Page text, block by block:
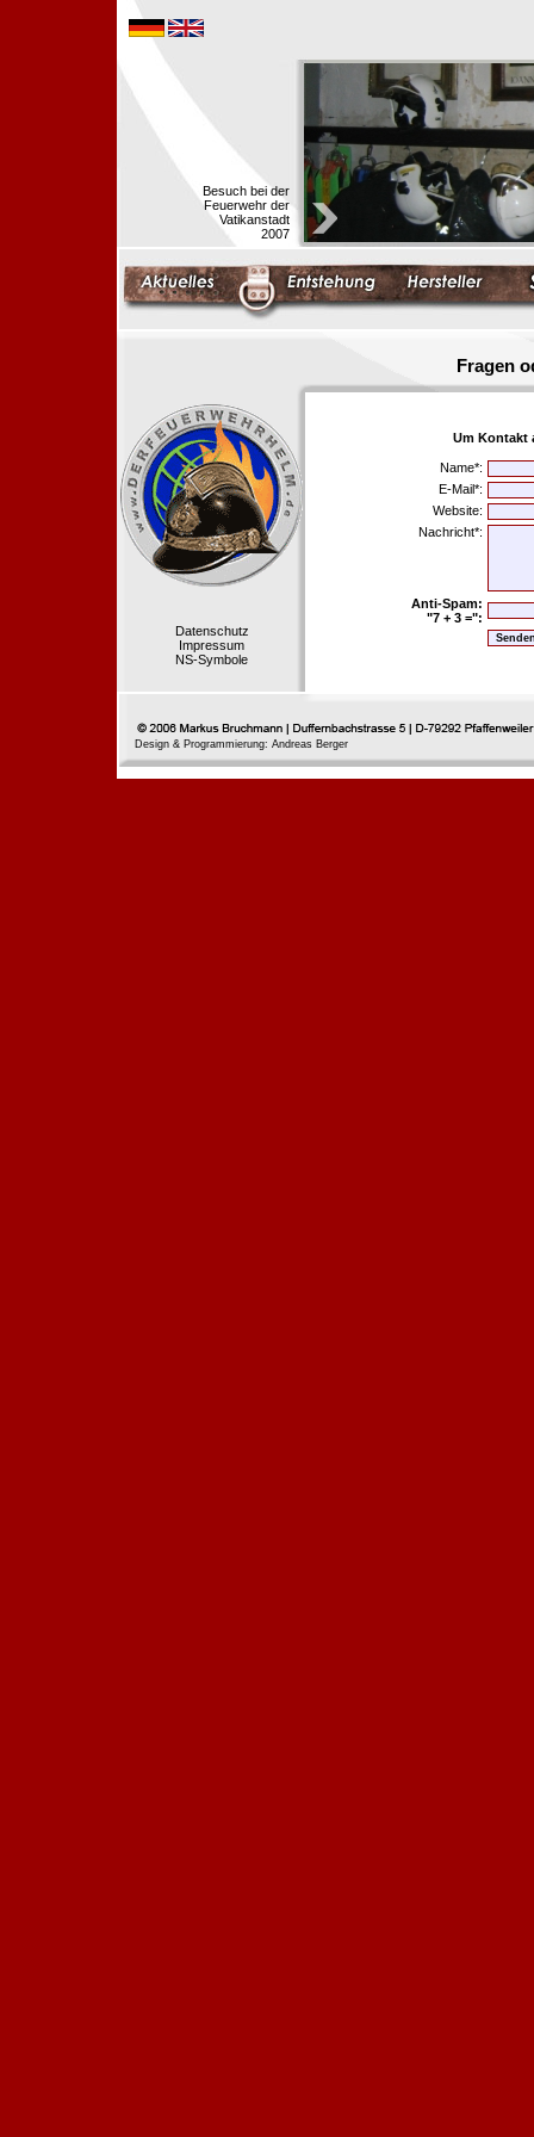
Besuch bei der
Feuerwehr der
Vatikanstadt
2007
Fragen
Datenschutz
Impressum
NS-Symbole
Um Kontakt
Name*:
E-Mail*:
Website:
Nachricht*:
Anti-Spam:
"7 + 3 =":
Design & Programmierung: Andreas Berger